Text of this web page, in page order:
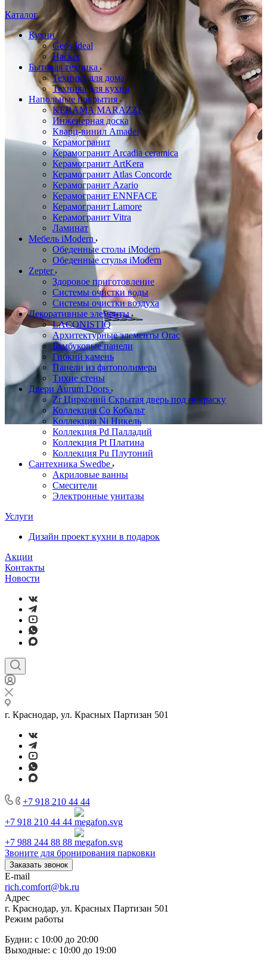
Каталог
Кухни
Geos Ideal
Hacker
Бытовая техника
Техника для дома
Техника для кухни
Напольные покрытия
KERAMA MARAZZI
Инженерная доска
Кварц-винил Amadei
Керамогранит
Керамогранит Arcadia ceramica
Керамогранит ArtKera
Керамогранит Atlas Concorde
Керамогранит Azario
Керамогранит ENNFACE
Керамогранит Lamore
Керамогранит Vitra
Ламинат
Мебель iModern
Обеденные столы iModern
Обеденные стулья iModern
Zepter
Здоровое приготовление
Системы очистки воды
Системы очистки воздуха
Декоративные элементы
LACONISTIQ
Архитектурные элементы Orac
Бамбуковые панели
Гибкий камень
Панели из фитополимера
Тихие стены
Двери Aurum Doors
Zr Цирконий Скрытая дверь под покраску
Коллекция Co Кобальт
Коллекция Ni Никель
Коллекция Pd Палладий
Коллекция Pt Платина
Коллекция Pu Плутоний
Сантехника Swedbe
Акриловые ванны
Смесители
Электронные унитазы
Услуги
Дизайн проект кухни в подарок
Акции
Контакты
Новости
г. Краснодар, ул. Красных Партизан 501
+7 918 210 44 44
+7 918 210 44 44
+7 988 244 88 88
Звоните для бронирования парковки
Заказать звонок
E-mail
rich.comfort@bk.ru
Адрес
г. Краснодар, ул. Красных Партизан 501
Режим работы
Будни: с 10:00 до 20:00
Выходные: с 10:00 до 19:00